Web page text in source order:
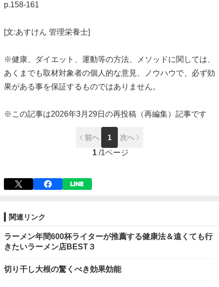
p.158-161
[文:あすけん 管理栄養士]
※健康、ダイエット、運動等の方法、メソッドに関しては、
あくまでも取材対象者の個人的な意見、ノウハウで、必ず効
果がある事を保証するものではありません。
※この記事は2026年3月29日の再投稿（再編集）記事です
前へ 1
次へ
1 /1ページ
関連リンク
ラーメン年間600杯ライターが推薦する健康法＆遠くても行
きたいラーメン店BEST３
切り干し大根の驚くべき効果効能